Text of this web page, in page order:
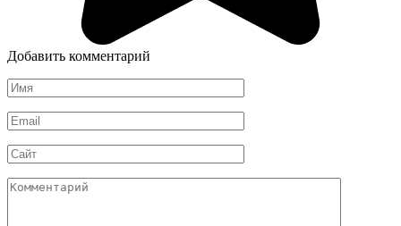
Добавить комментарий
Имя
*
Email
*
Сайт
Комментарий